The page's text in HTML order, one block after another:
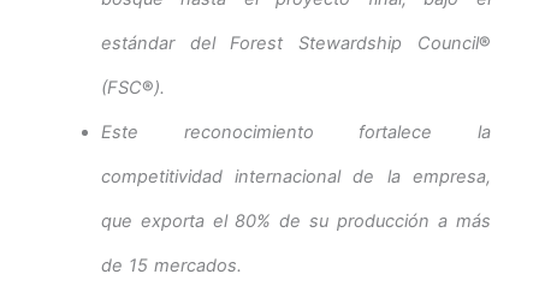
estándar del Forest Stewardship Council®
(FSC®).
Este reconocimiento fortalece la
competitividad internacional de la empresa,
que exporta el 80% de su producción a más
de 15 mercados.